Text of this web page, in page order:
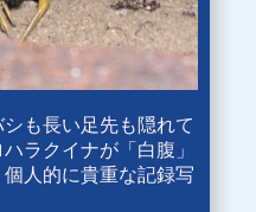
も長い足先も隠れて
ラクイナが「白腹」
人的に貴重な記録写